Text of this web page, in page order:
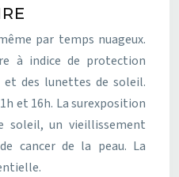
par temps nuageux.
à indice de protection
et des lunettes de soleil.
et 16h. La surexposition
soleil, un vieillissement
cancer de la peau. La